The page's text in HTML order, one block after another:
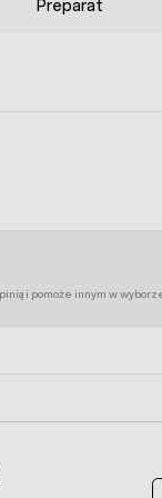
Preparat
i pomoże innym w